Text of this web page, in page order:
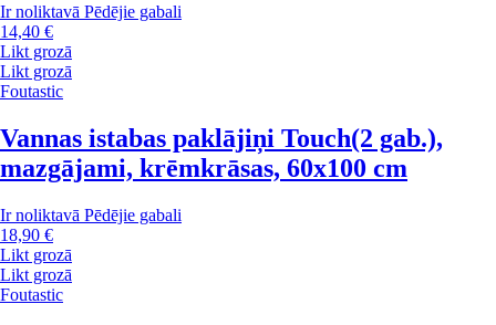
Ir noliktavā Pēdējie gabali
14,40 €
Likt grozā
Likt grozā
Foutastic
Vannas istabas paklājiņi Touch(2 gab.),
mazgājami, krēmkrāsas, 60x100 cm
Ir noliktavā Pēdējie gabali
18,90 €
Likt grozā
Likt grozā
Foutastic